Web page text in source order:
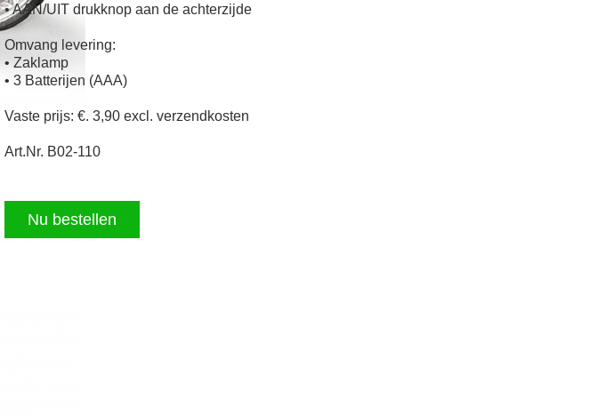
• AAN/UIT drukknop aan de achterzijde
Omvang levering:
• Zaklamp
• 3 Batterijen (AAA)
Vaste prijs: €. 3,90 excl. verzendkosten
Art.Nr. B02-110
Nu bestellen